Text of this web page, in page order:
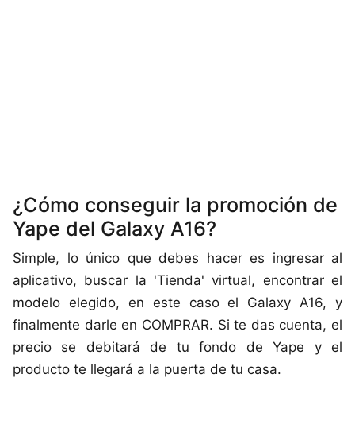
¿Cómo conseguir la promoción de
Yape del Galaxy A16?
Simple, lo único que debes hacer es ingresar al
aplicativo, buscar la 'Tienda' virtual, encontrar el
modelo elegido, en este caso el Galaxy A16, y
finalmente darle en COMPRAR. Si te das cuenta, el
precio se debitará de tu fondo de Yape y el
producto te llegará a la puerta de tu casa.